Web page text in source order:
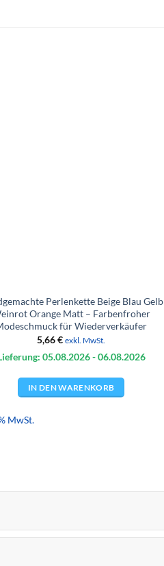
Perlenkette Beige Blau Gelb
Orange Matt – Farbenfroher
für Wiederverkäufer
5,66€ exkl. MwSt.
05.08.2026- 06.08.2026
IN DEN WARENKORB
MwSt.